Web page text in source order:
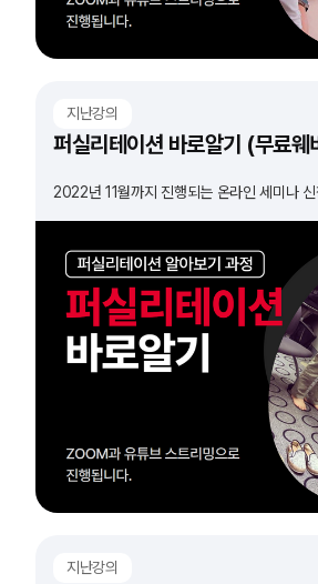
지난강의
퍼실리테이션 바로알기 (무료웨
2022년 11월까지 진행되는 온라인 세미나 신
지난강의